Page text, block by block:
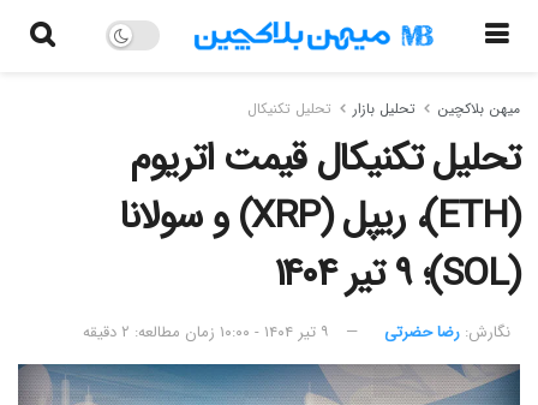
میهن بلاکچین تحلیل بازار تحلیل تکنیکال
تحلیل تکنیکال قیمت اتریوم
(ETH)، ریپل (XRP) و سولانا
(SOL)؛ ۹ تیر ۱۴۰۴
نگارش:‌ رضا حضرتی ۹ تیر ۱۴۰۴ - ۱۰:۰۰ زمان مطالعه: ۲ دقیقه